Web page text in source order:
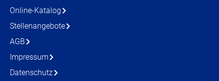
Online-Katalog
Stellenangebote
AGB
Impressum
Datenschutz